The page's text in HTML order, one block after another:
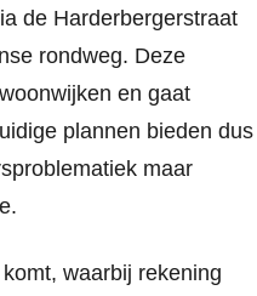
de Harderbergerstraat
rondweg. Deze
en gaat
plannen bieden dus
maar
waarbij rekening